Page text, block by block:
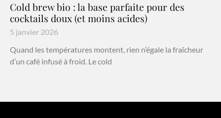
Cold brew bio : la base parfaite pour des
cocktails doux (et moins acides)
5 janvier 2026
Quand les températures montent, rien n’égale la fraîcheur
d’un café infusé à froid. Le cold